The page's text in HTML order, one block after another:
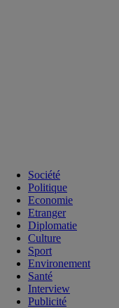
Société
Politique
Economie
Etranger
Diplomatie
Culture
Sport
Environement
Santé
Interview
Publicité